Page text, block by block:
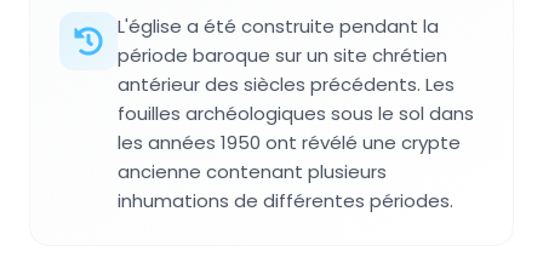
L'église a été construite pendant la
période baroque sur un site chrétien
antérieur des siècles précédents. Les
fouilles archéologiques sous le sol dans
les années 1950 ont révélé une crypte
ancienne contenant plusieurs
inhumations de différentes périodes.